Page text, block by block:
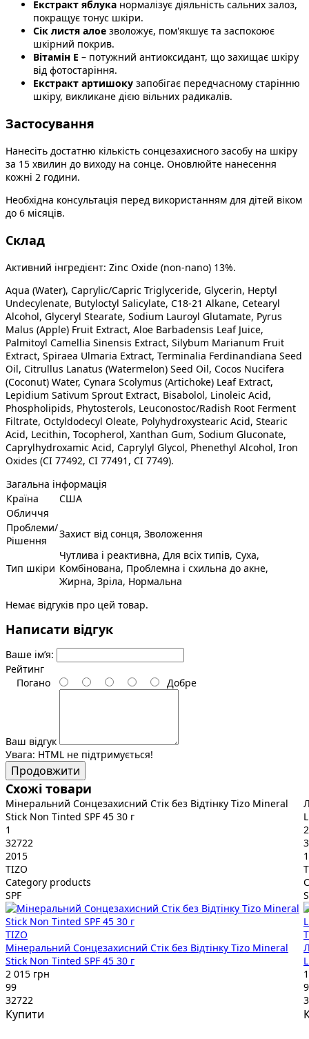
Екстракт яблука нормалізує діяльність сальних залоз,
покращує тонус шкіри.
Сік листя алое зволожує, пом'якшує та заспокоює
шкірний покрив.
Вітамін Е – потужний антиоксидант, що захищає шкіру
від фотостаріння.
Екстракт артишоку запобігає передчасному старінню
шкіру, викликане дією вільних радикалів.
Застосування
Нанесіть достатню кількість сонцезахисного засобу на шкіру
за 15 хвилин до виходу на сонце. Оновлюйте нанесення
кожні 2 години.
Необхідна консультація перед використанням для дітей віком
до 6 місяців.
Склад
Активний інгредієнт: Zinc Oxide (non-nano) 13%.
Aqua (Water), Caprylic/Capric Triglyceride, Glycerin, Heptyl
Undecylenate, Butyloctyl Salicylate, C18-21 Alkane, Cetearyl
Alcohol, Glyceryl Stearate, Sodium Lauroyl Glutamate, Pyrus
Malus (Apple) Fruit Extract, Aloe Barbadensis Leaf Juice,
Palmitoyl Camellia Sinensis Extract, Silybum Marianum Fruit
Extract, Spiraea Ulmaria Extract, Terminalia Ferdinandiana Seed
Oil, Citrullus Lanatus (Watermelon) Seed Oil, Cocos Nucifera
(Coconut) Water, Cynara Scolymus (Artichoke) Leaf Extract,
Lepidium Sativum Sprout Extract, Bisabolol, Linoleic Acid,
Phospholipids, Phytosterols, Leuconostoc/Radish Root Ferment
Filtrate, Octyldodecyl Oleate, Polyhydroxystearic Acid, Stearic
Acid, Lecithin, Tocopherol, Xanthan Gum, Sodium Gluconate,
Caprylhydroxamic Acid, Caprylyl Glycol, Phenethyl Alcohol, Iron
Oxides (CI 77492, CI 77491, CI 7749).
Загальна інформація
Країна
США
Обличчя
Проблеми/
Рішення
Захист від сонця, Зволоження
Тип шкіри
Чутлива і реактивна, Для всіх типів, Суха,
Комбінована, Проблемна і схильна до акне,
Жирна, Зріла, Нормальна
Немає відгуків про цей товар.
Написати відгук
Ваше ім’я:
Рейтинг
Погано
Добре
Ваш відгук
Увага: HTML не підтримується!
Продовжити
Схожі товари
Мінеральний Сонцезахисний Стік без Відтінку Tizo Mineral
Stick Non Tinted SPF 45 30 г
1
32722
2015
TIZO
Category products
SPF
TIZO
Мінеральний Сонцезахисний Стік без Відтінку Tizo Mineral
Stick Non Tinted SPF 45 30 г
2 015 грн
99
32722
Купити
2